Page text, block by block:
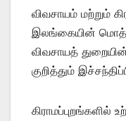
விவசாயம் மற்றும்
இலங்கையின் மொத்த
விவசாயத்
குறித்தும்
கிராமப்புறங்களில்